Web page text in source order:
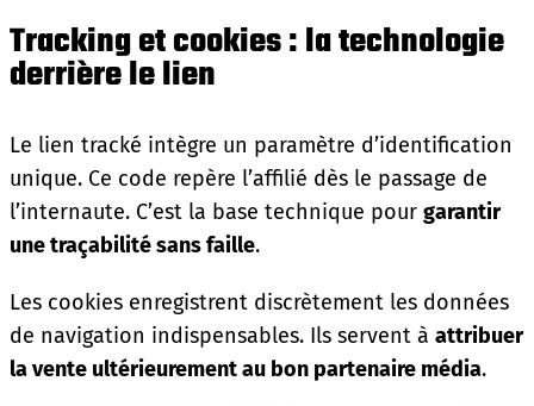
Tracking et cookies : la technologie
derrière le lien
Le lien tracké intègre un paramètre d’identification
unique. Ce code repère l’affilié dès le passage de
l’internaute. C’est la base technique pour garantir
une traçabilité sans faille.
Les cookies enregistrent discrètement les données
de navigation indispensables. Ils servent à attribuer
la vente ultérieurement au bon partenaire média.